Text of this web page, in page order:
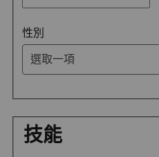
性別
選取一項
技能